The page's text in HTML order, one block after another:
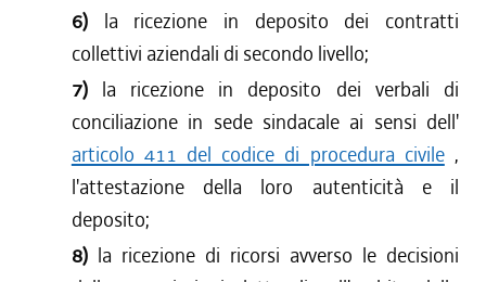
6) la ricezione in deposito dei contratti
collettivi aziendali di secondo livello;
7) la ricezione in deposito dei verbali di
conciliazione in sede sindacale ai sensi dell'
articolo 411 del codice di procedura civile,
l'attestazione della loro autenticità e il
deposito;
8) la ricezione di ricorsi avverso le decisioni